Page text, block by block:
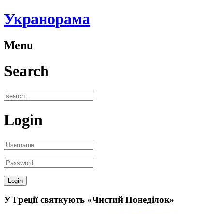
Укранорама
Menu
Search
Login
У Греції святкують «Чистий Понеділок»